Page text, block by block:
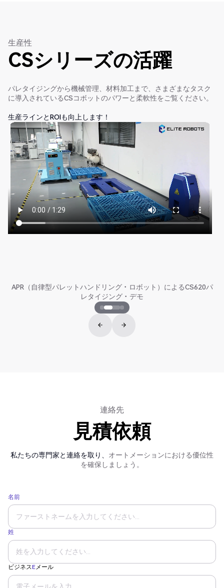
生産性
CSシリーズの活躍
パレタイジングから機械管理、材料加工まで、さまざまなタスク
に導入されているCSコボットのパワーと柔軟性をご覧ください。
生産ラインとROIも向上します！
APR（自律型パレットハンドリング・ロボット）によるCS620パ
レタイジング・デモ
連絡先
見積依頼
私たちの専門家と連絡を取り、 オートメーションにおける優位性
を確保しましょう。
名前
姓
ビジネスEメール